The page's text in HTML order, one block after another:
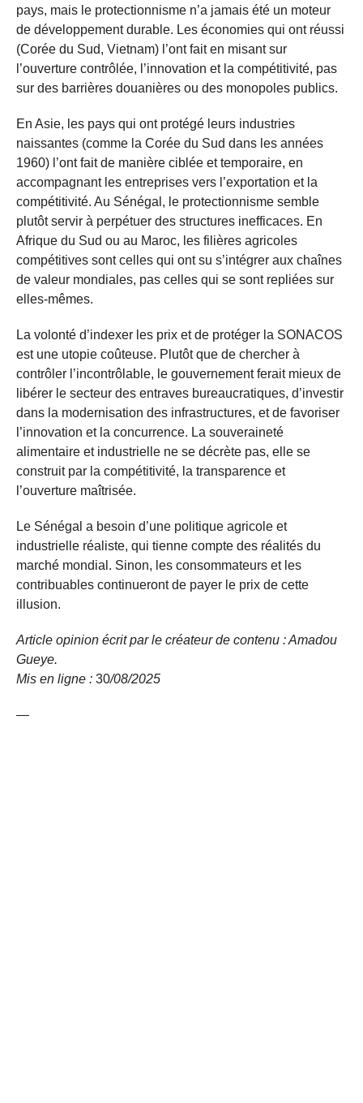
pays, mais le protectionnisme n’a jamais été un moteur
de développement durable. Les économies qui ont réussi
(Corée du Sud, Vietnam) l’ont fait en misant sur
l’ouverture contrôlée, l’innovation et la compétitivité, pas
sur des barrières douanières ou des monopoles publics.
En Asie, les pays qui ont protégé leurs industries
naissantes (comme la Corée du Sud dans les années
1960) l’ont fait de manière ciblée et temporaire, en
accompagnant les entreprises vers l’exportation et la
compétitivité. Au Sénégal, le protectionnisme semble
plutôt servir à perpétuer des structures inefficaces. En
Afrique du Sud ou au Maroc, les filières agricoles
compétitives sont celles qui ont su s’intégrer aux chaînes
de valeur mondiales, pas celles qui se sont repliées sur
elles-mêmes.
La volonté d’indexer les prix et de protéger la SONACOS
est une utopie coûteuse. Plutôt que de chercher à
contrôler l’incontrôlable, le gouvernement ferait mieux de
libérer le secteur des entraves bureaucratiques, d’investir
dans la modernisation des infrastructures, et de favoriser
l’innovation et la concurrence. La souveraineté
alimentaire et industrielle ne se décrète pas, elle se
construit par la compétitivité, la transparence et
l’ouverture maîtrisée.
Le Sénégal a besoin d’une politique agricole et
industrielle réaliste, qui tienne compte des réalités du
marché mondial. Sinon, les consommateurs et les
contribuables continueront de payer le prix de cette
illusion.
Article opinion écrit par le créateur de contenu : Amadou
Gueye.
Mis en ligne : 30/08/2025
—